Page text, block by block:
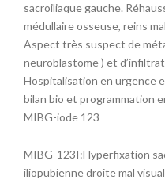
sacroiliaque gauche.
médullaire osseuse, reins
Aspect très suspect de
neuroblastome ) et
Hospitalisation en urgence
bilan bio et programmation
MIBG-iode 123
MIBG-123I:Hyperfixation
iliopubienne droite mal